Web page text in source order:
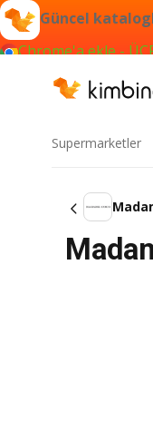
Güncel
Chrome'a ekle -
Supermarketler